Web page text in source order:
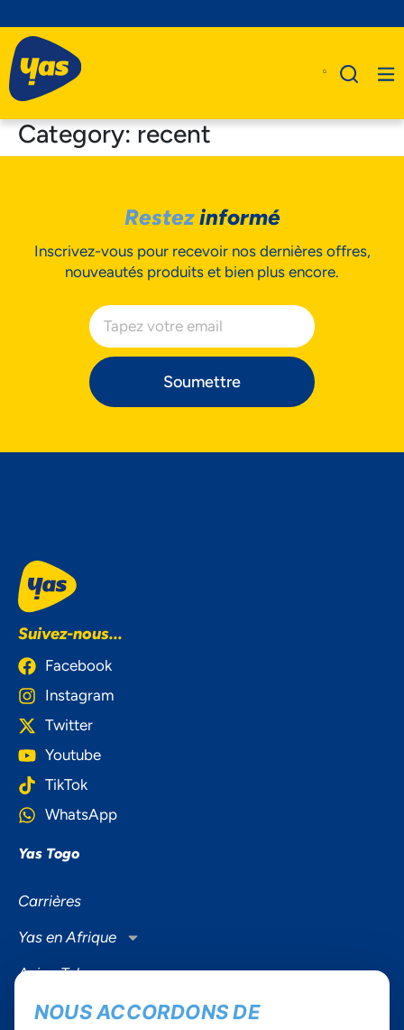
Business
Assistance
Category:recent
Restezinformé
Inscrivez-vous pour recevoir nos dernières offres,
nouveautés produits et bien plus encore.
Soumettre
Suivez-nous...
Facebook
Instagram
Twitter
Youtube
TikTok
WhatsApp
Yas Togo
Carrières
Yas en Afrique
Axian Telecom
Services
NOUS ACCORDONS DE